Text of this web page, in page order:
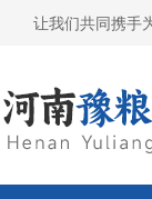
让我们共同携手